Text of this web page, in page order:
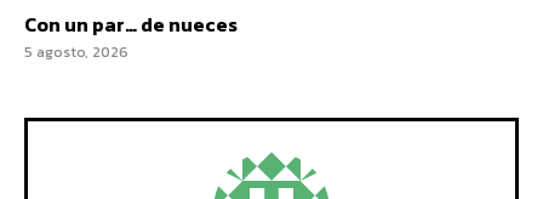
Con un par… de nueces
5 agosto, 2026